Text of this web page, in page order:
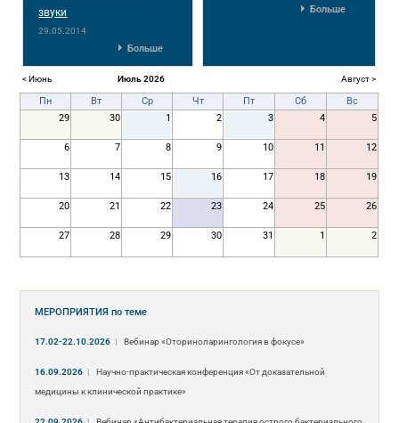
звуки
29.05.2014
Больше
Больше
< Июнь Июль 2026 Август >
Пн Вт Ср Чт Пт Сб
Вс
29
30 1 2 3 4 5
6 7 8 9 10 11 12
13 14 15 16 17 18 19
20 21 22 23 24 25 26
27 28 29 30 31 1 2
МЕРОПРИЯТИЯпо теме
17.02-22.10.2026 | Вебинар «Оториноларингология в фокусе»
16.09.2026 |
Научно-практическая конференция «От доказательной
медицины к клинической практике»